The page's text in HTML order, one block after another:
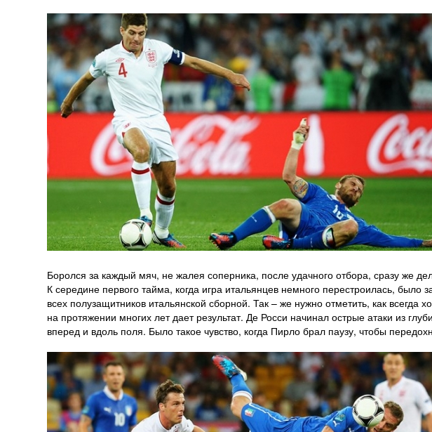
Боролся за каждый мяч, не жалея соперника, после удачного отбора, сразу же
К середине первого тайма, когда игра итальянцев немного перестроилась, было
всех полузащитников итальянской сборной. Так – же нужно отметить, как всегда
на протяжении многих лет дает результат. Де Росси начинал острые атаки из
вперед и вдоль поля. Было такое чувство, когда Пирло брал паузу, чтобы